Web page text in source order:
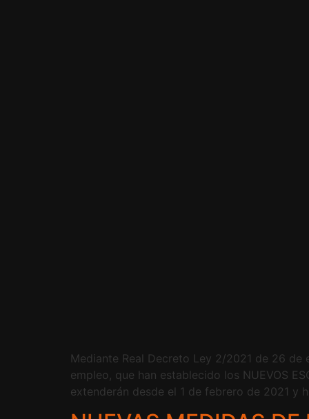
Mediante Real Decreto Ley 2/2021 de 26
empleo, que han establecido los NUEVOS
extenderán desde el 1 de febrero de 2021 y